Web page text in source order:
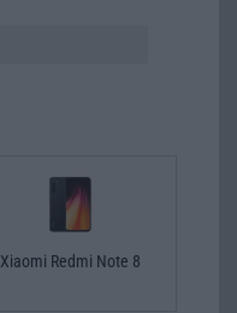
Xiaomi Redmi Note 8